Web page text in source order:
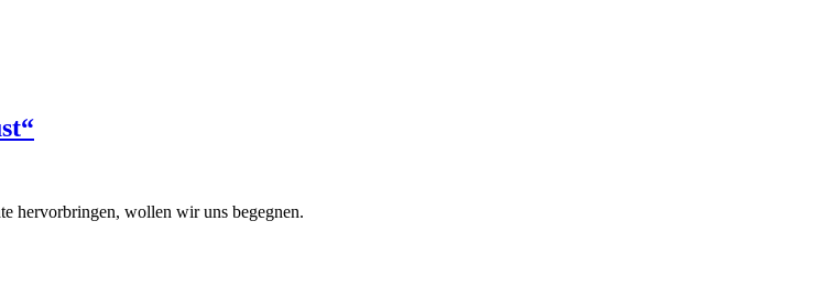
hervorbringen, wollen wir uns begegnen.